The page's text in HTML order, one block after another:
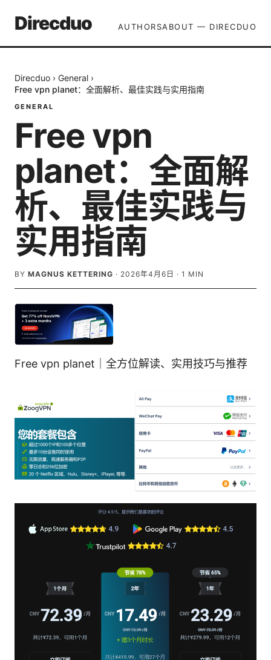
Direcduo AUTHORSABOUT — DIRECDUO
Direcduo › General ›
Free vpn planet：全面解析、最佳实践与实用指南
GENERAL
Free vpn
planet：全面解
析、最佳实践与
实用指南
BY MAGNUS KETTERING · 2026年4月6日 · 1 MIN
Free vpn planet｜全方位解读、实用技巧与推荐